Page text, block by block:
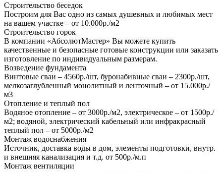
Строительство беседок
Построим для Вас одно из самых душевных и любимых мест
на вашем участке – от 10.000р./м2
Строительство горок
В компании «АбсолютМастер» Вы можете купить
качественные и безопасные готовые конструкции или заказать
изготовление по индивидуальным размерам.
Возведение фундамента
Винтовые сваи – 4560р./шт, буронабивные сваи – 2300р./шт,
мелкозаглубленный монолитный и ленточный – от 15.000р./
м3
Отопление и теплый пол
Водяное отопление – от 3000р./м2, электрическое – от 1500р./
м2; водяной, электрический кабельный или инфракрасный
теплый пол – от 5000р./м2
Монтаж водоснабжения
Источник, доставка воды в дом, элементы подготовки, внутр.
и внешняя канализация и т.д. от 500р./м.п
Монтаж вентиляции